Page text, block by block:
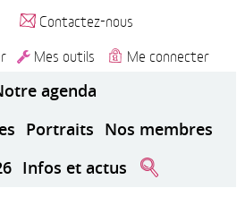
Contactez-nous
Mes outils Me connecter
agenda
Portraits Nos membres
Infos et actus